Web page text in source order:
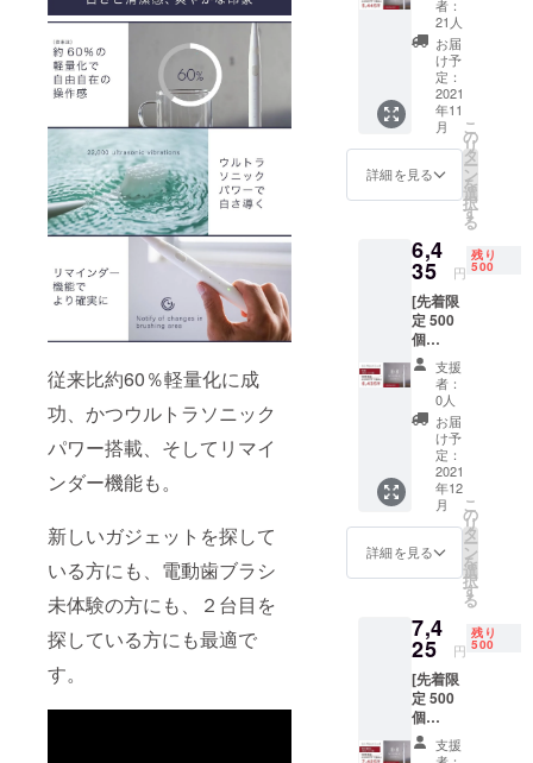
従来比約60％軽量化に成
功、かつウルトラソニック
パワー搭載、そしてリマイ
ンダー機能も。
新しいガジェットを探して
いる方にも、電動歯ブラシ
未体験の方にも、２台目を
探している方にも最適で
す。
クト開発で
そのペイン
をクリアす
ることがで
きるように
日々励んで
おります。
今後も様々
を現実化し
て皆様に新
しい体験を
お送りでき
るように精
進してまい
ります。
ミニマ
ルソ
ニック×
１ ・
5,445円
［一般
販売予
定価格
9,900円
の
45%OF
本体×1
個 ・交
換式ブ
ラシ
ヘッド
×2個 ・
充電
ケーブ
ル×1個
（箱サ
イズ：
220mm
×50mm
×20mm
ザイ
ン・仕
性もご
ざいま
す。ご
了承く
ださ
い。 ※
ご注文
者：
21人
お届
け予
定：
2021
年11
月
詳細を見る
こ
の
リ
タ
ー
ン
を
選
択
す
る
6,4
35 円
残り
500
[先着限
定 500
個
35%OF
F ！] ・
ミニマ
ルソ
ニック×
１ ・
6,435円
［一般
販売予
定価格
9,900円
の
35%OF
本体×1
個 ・交
換式ブ
ラシ
ヘッド
×2個 ・
充電
ケーブ
支援
者：
0人
お届
け予
定：
2021
年12
月
詳細を見る
こ
の
リ
タ
ー
ン
を
選
択
す
る
7,4
25 円
残り
500
[先着限
定 500
個
25%OF
F ！] ・
支援